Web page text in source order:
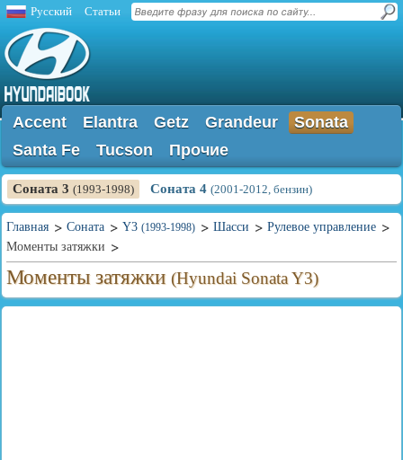
Русский Статьи
Accent Elantra Getz Grandeur
Sonata
Santa Fe
Tucson Прочие
Соната 3 (1993-1998) Соната 4 (2001-2012, бензин)
Главная Соната Y3 (1993-1998) Шасси
Рулевое управление
Моменты затяжки
Моменты затяжки (Hyundai Sonata Y3)